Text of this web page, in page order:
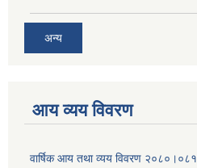
अन्य
आय व्यय विवरण
वार्षिक आय तथा व्यय विवरण २०८०।०८१